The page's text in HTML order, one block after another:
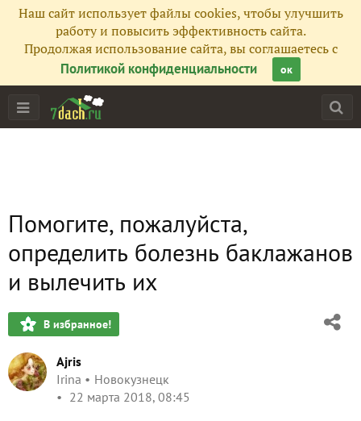
Наш сайт использует файлы cookies, чтобы улучшить
работу и повысить эффективность сайта.
Продолжая использование сайта, вы соглашаетесь с
Политикой конфиденциальности
ок
Помогите, пожалуйста,
определить болезнь баклажанов
и вылечить их
В избранное!
Ajris
Irina
Новокузнецк
22 марта 2018, 08:45